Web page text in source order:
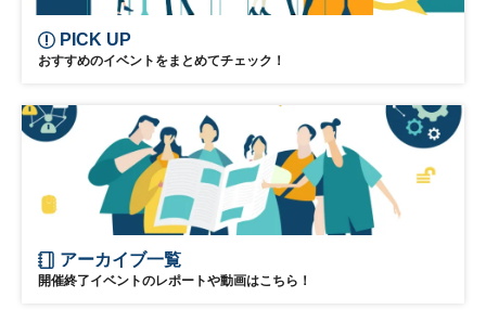
PICK UP
おすすめのイベントをまとめてチェック！
アーカイブ一覧
開催終了イベントのレポートや動画はこちら！